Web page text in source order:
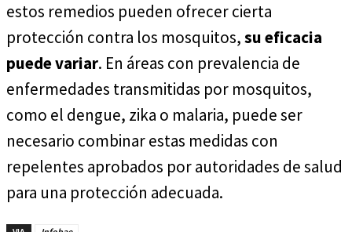
estos remedios pueden ofrecer cierta
protección contra los mosquitos,su eficacia
puede variar. En áreas con prevalencia de
enfermedades transmitidas por mosquitos,
como el dengue, zika o malaria, puede ser
necesario combinar estas medidas con
repelentes aprobados por autoridades de salud
para una protección adecuada.